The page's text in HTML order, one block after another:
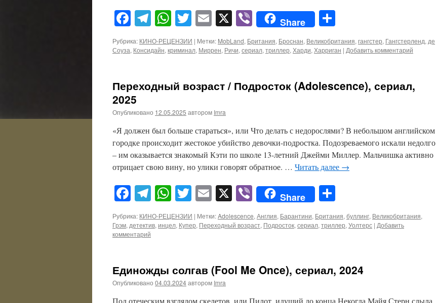
Facebook
Telegram
WhatsApp
Twitter
Email
X ViberShare
Рубрика: КИНО-РЕЦЕНЗИИ | Метки: MobLand, Британия, Броснан, Великобритания, гангстер, Гангстерленд, де
Соуза, Консидайн, криминал, Миррен, Ричи, сериал, триллер, Харди, Харриган | Добавить комментарий
Переходный возраст / Подросток (Adolescence), сериал,
2025
Опубликовано 12.05.2025 автором Imra
«Я должен был больше стараться», или Что делать с недорослями? В небольшом английском
городке происходит жестокое убийство девочки-подростка. Подозреваемого искали недолго
– им оказывается знакомый Кэти по школе 13-летний Джейми Миллер. Мальчишка активно
отрицает свою вину, но улики говорят обратное. … Читать далее →
Facebook
Telegram
WhatsApp
Twitter
Email
X ViberShare
Рубрика: КИНО-РЕЦЕНЗИИ | Метки:Adolescence, Англия, Барантини, Британия, буллинг, Великобритания,
Грэм, детектив, инцел, Купер, Переходный возраст, Подросток, сериал, триллер, Уолтерс | Добавить
комментарий
Единожды солгав (Fool Me Once), сериал, 2024
Опубликовано 04.03.2024автором Imra
Под отеческим взглядом скелетов, или Пилот, идущий до конца Некогда Майя Стерн слыла